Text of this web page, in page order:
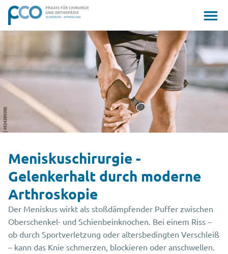
Meniskuschirurgie -
Gelenkerhalt durch moderne
Arthroskopie
Der Meniskus wirkt als stoßdämpfender Puffer zwischen
Oberschenkel- und Schienbeinknochen. Bei einem Riss –
ob durch Sportverletzung oder altersbedingten Verschleiß
– kann das Knie schmerzen, blockieren oder anschwellen.